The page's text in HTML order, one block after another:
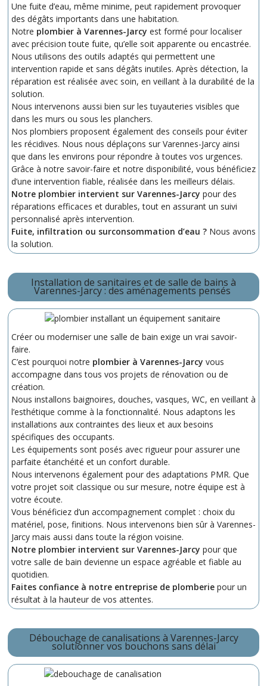
Une fuite d’eau, même minime, peut rapidement provoquer
des dégâts importants dans une habitation.
Notre plombier à Varennes-Jarcy est formé pour localiser
avec précision toute fuite, qu’elle soit apparente ou encastrée.
Nous utilisons des outils adaptés qui permettent une
intervention rapide et sans dégâts inutiles. Après détection, la
réparation est réalisée avec soin, en veillant à la durabilité de la
solution.
Nous intervenons aussi bien sur les tuyauteries visibles que
dans les murs ou sous les planchers.
Nos plombiers proposent également des conseils pour éviter
les récidives. Nous nous déplaçons sur Varennes-Jarcy ainsi
que dans les environs pour répondre à toutes vos urgences.
Grâce à notre savoir-faire et notre disponibilité, vous bénéficiez
d’une intervention fiable, réalisée dans les meilleurs délais.
Notre plombier intervient sur Varennes-Jarcy pour des
réparations efficaces et durables, tout en assurant un suivi
personnalisé après intervention.
Fuite, infiltration ou surconsommation d’eau ? Nous avons
la solution.
Installation de sanitaires et de salle de bains à
Varennes-Jarcy : des aménagements pensés
Créer ou moderniser une salle de bain exige un vrai savoir-
faire.
C’est pourquoi notre plombier à Varennes-Jarcy vous
accompagne dans tous vos projets de rénovation ou de
création.
Nous installons baignoires, douches, vasques, WC, en veillant à
l’esthétique comme à la fonctionnalité. Nous adaptons les
installations aux contraintes des lieux et aux besoins
spécifiques des occupants.
Les équipements sont posés avec rigueur pour assurer une
parfaite étanchéité et un confort durable.
Nous intervenons également pour des adaptations PMR. Que
votre projet soit classique ou sur mesure, notre équipe est à
votre écoute.
Vous bénéficiez d’un accompagnement complet : choix du
matériel, pose, finitions. Nous intervenons bien sûr à Varennes-
Jarcy mais aussi dans toute la région voisine.
Notre plombier intervient sur Varennes-Jarcy pour que
votre salle de bain devienne un espace agréable et fiable au
quotidien.
Faites confiance à notre entreprise de plomberie pour un
résultat à la hauteur de vos attentes.
Débouchage de canalisations à Varennes-Jarcy
solutionner vos bouchons sans délai